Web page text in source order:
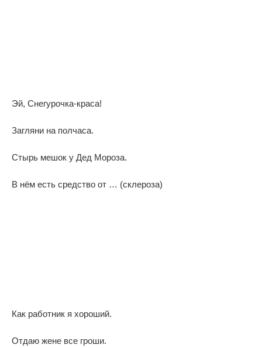
Эй, Снегурочка-краса!
Загляни на полчаса.
Стырь мешок у Дед Мороза.
В нём есть средство от … (склероза)
Как работник я хороший.
Отдаю жене все гроши.